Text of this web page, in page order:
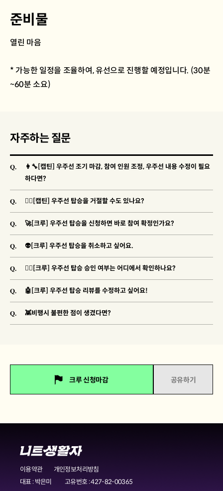
준비물
열린 마음
* 가능한 일정을 조율하여, 유선으로 진행할 예정입니다. (30분
~60분 소요)
자주하는 질문
Q.
👩‍🔧[캡틴] 우주선 조기 마감, 참여 인원 조정, 우주선 내용 수정이 필요
하다면?
Q. 🐱‍👓[캡틴] 우주선 탑승을 거절할 수도 있나요?
Q. 🚀[크루] 우주선 탑승을 신청하면 바로 참여 확정인가요?
Q. 👽[크루] 우주선 탑승을 취소하고 싶어요.
Q. 🐱‍🚀[크루] 우주선 탑승 승인 여부는 어디에서 확인하나요?
Q. 🤖[크루] 우주선 탑승 리뷰를 수정하고 싶어요!
Q. 👾비행시 불편한 점이 생겼다면?
크루 신청마감 공유하기
이용약관
개인정보처리방침
대표 : 박은미
고유번호 : 427-82-00365